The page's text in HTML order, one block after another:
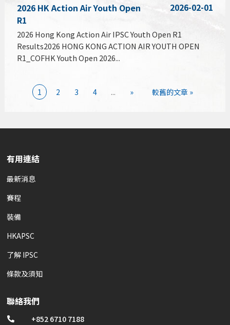
2026 HK Action Air Youth Open
R1
2026-02-01
2026 Hong Kong Action Air IPSC Youth Open R1
Results2026 HONG KONG ACTION AIR YOUTH OPEN
R1_COFHK Youth Open 2026...
1 2 3 4 ... » 較舊的文章 »
有用連結
最新消息
賽程
裝備
HKAPSC
了解 IPSC
條款及須知
聯絡我們
 +852 6710 7188